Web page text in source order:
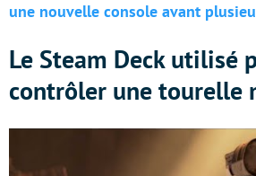
une nouvelle console avant
Le Steam Deck utilisé
contrôler une tourelle